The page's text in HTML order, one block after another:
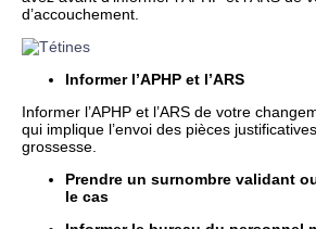
d’accouchement.
Informer l’APHP et l’ARS
Informer l’APHP et l’ARS de votre
qui implique l’envoi des pièces
grossesse.
Prendre un surnombre validant
le cas